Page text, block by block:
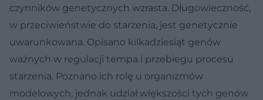
czynników genetycznych wzrasta. Długowieczność,
w przeciwieństwie do starzenia, jest genetycznie
uwarunkowana. Opisano kilkadziesiąt genów
ważnych w regulacji tempa i przebiegu procesu
starzenia. Poznano ich rolę u organizmów
modelowych, jednak udział większości tych genów